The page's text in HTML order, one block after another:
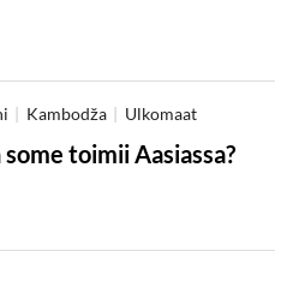
Kambodža Ulkomaat
toimii Aasiassa?